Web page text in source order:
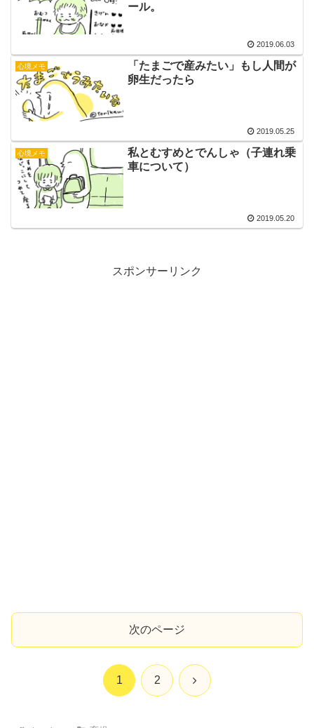
ール。
2019.06.03
心境メモ
「たまごで産みたい」もし人間が
卵生だったら
2019.05.25
心境メモ
私とむすめとでんしゃ（子連れ乗
車について）
2019.05.20
スポンサーリンク
次のページ
1 2 次